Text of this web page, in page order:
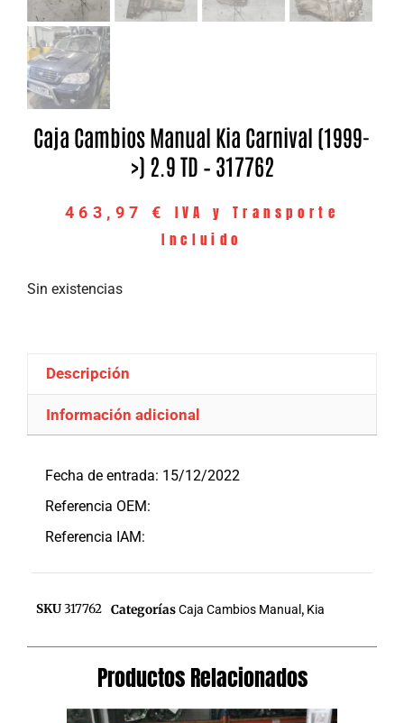
Caja Cambios Manual Kia Carnival (1999-
>) 2.9 TD – 317762
463,97 €
IVA y Transporte
Incluido
Sin existencias
Descripción
Información adicional
Fecha de entrada: 15/12/2022
Referencia OEM:
Referencia IAM:
SKU317762 CategoríasCaja Cambios Manual , Kia
Productos Relacionados